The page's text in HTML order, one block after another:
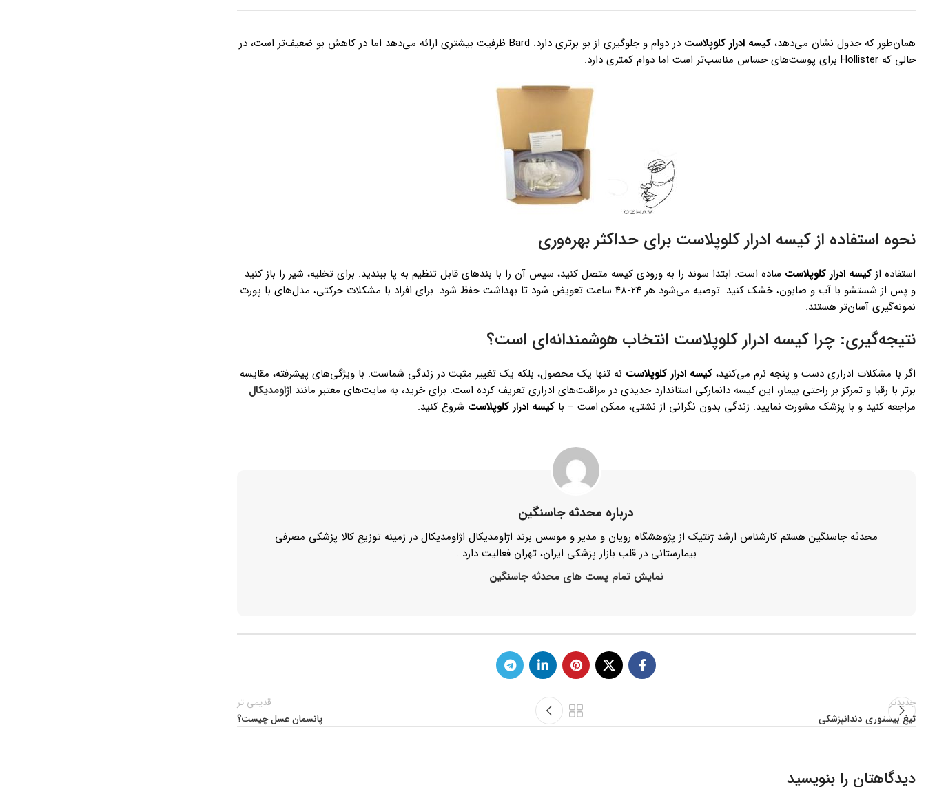
همان‌طور که جدول نشان می‌دهد، کیسه ادرار کلوپلاست
در دوام و جلوگیری از بو برتری دارد. Bard ظرفیت بیشتری ارائه می‌دهد اما در کاهش بو ضعیف‌تر است، در
حالی که Hollister برای پوست‌های حساس مناسب‌تر است اما دوام کمتری دارد.
نحوه استفاده از کیسه ادرار کلوپلاست برای حداکثر بهره‌وری
استفاده از کیسه ادرار کلوپلاست ساده است: ابتدا سوند را به ورودی کیسه متصل کنید، سپس آن را با بندهای قابل تنظیم به پا ببندید. برای تخلیه، شیر را باز کنید
و پس از شستشو با آب و صابون، خشک کنید. توصیه می‌شود هر 24-48 ساعت تعویض شود تا بهداشت حفظ شود. برای افراد با مشکلات حرکتی، مدل‌های با پورت
نمونه‌گیری آسان‌تر هستند.
نتیجه‌گیری: چرا کیسه ادرار کلوپلاست انتخاب هوشمندانه‌ای است؟
اگر با مشکلات ادراری دست و پنجه نرم می‌کنید، کیسه ادرار کلوپلاست نه تنها یک محصول، بلکه یک تغییر مثبت در زندگی شماست. با ویژگی‌های پیشرفته، مقایسه
برتر با رقبا و تمرکز بر راحتی بیمار، این کیسه دانمارکی استاندارد جدیدی در مراقبت‌های ادراری تعریف کرده است. برای خرید، به سایت‌های معتبر مانند اژاومدیکال
مراجعه کنید و با پزشک مشورت نمایید. زندگی بدون نگرانی از نشتی، ممکن است – با کیسه ادرار کلوپلاست شروع کنید.
درباره محدثه جاسنگین
محدثه جاسنگین هستم کارشناس ارشد ژنتیک از پژوهشگاه رویان و مدیر و موسس برند اژاومدیکال اژاومدیکال در زمینه توزیع کالا پزشکی مصرفی
بیمارستانی در قلب بازار پزشکی ایران، تهران فعالیت دارد .
نمایش تمام پست های محدثه جاسنگین
جدیدتر
تیغ بیستوری دندانپزشکی
قدیمی تر
پانسمان عسل چیست؟
دیدگاهتان را بنویسید